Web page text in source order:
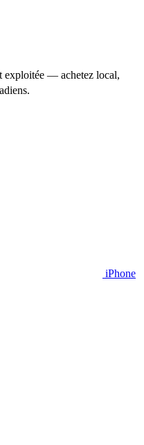
exploitée — achetez local,
iPhone